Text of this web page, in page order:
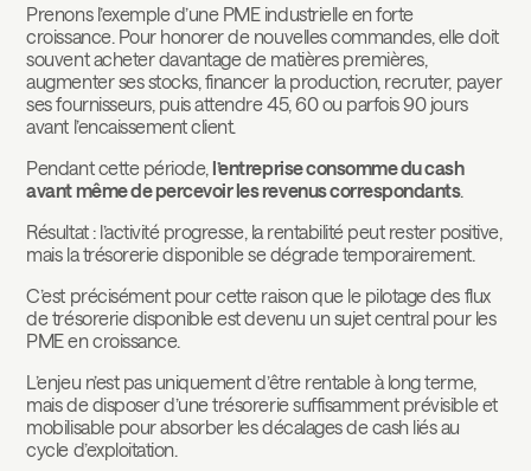
Prenons l’exemple d’une PME industrielle en forte
croissance. Pour honorer de nouvelles commandes, elle doit
souvent acheter davantage de matières premières,
augmenter ses stocks, financer la production, recruter, payer
ses fournisseurs, puis attendre 45, 60 ou parfois 90 jours
avant l’encaissement client.
Pendant cette période, l’entreprise consomme du cash
avant même de percevoir les revenus correspondants.
Résultat : l’activité progresse, la rentabilité peut rester positive,
mais la trésorerie disponible se dégrade temporairement.
C’est précisément pour cette raison que le pilotage des flux
de trésorerie disponible est devenu un sujet central pour les
PME en croissance.
L’enjeu n’est pas uniquement d’être rentable à long terme,
mais de disposer d’une trésorerie suffisamment prévisible et
mobilisable pour absorber les décalages de cash liés au
cycle d’exploitation.